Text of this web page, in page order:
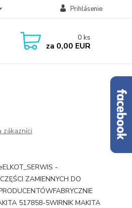
Prihlásenie
0 ks
za 0,00 EUR
zákazníci
-
ZAMIENNYCH DO
517858-5WIRNIK MAKITA